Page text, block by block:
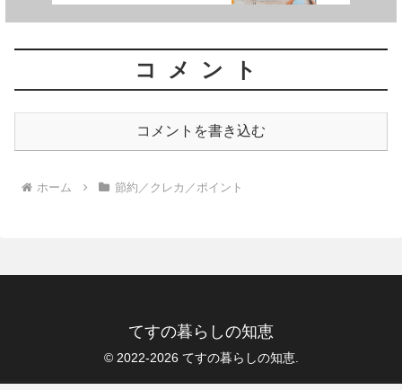
コメント
コメントを書き込む
ホーム 節約／クレカ／ポイント
てすの暮らしの知恵
© 2022-2026 てすの暮らしの知恵.